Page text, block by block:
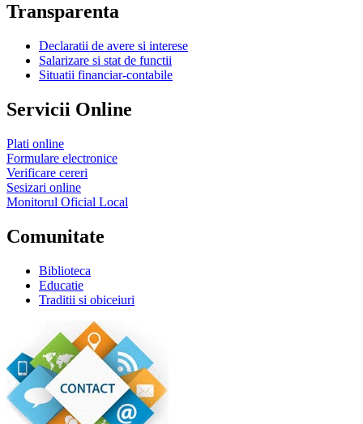
Transparenta
Declaratii de avere si interese
Salarizare si stat de functii
Situatii financiar-contabile
Servicii Online
Plati online
Formulare electronice
Verificare cereri
Sesizari online
Monitorul Oficial Local
Comunitate
Biblioteca
Educatie
Traditii si obiceiuri